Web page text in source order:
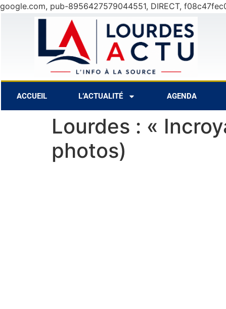
google.com, pub-8956427579044551, DIRECT,
13 Août 34°C 14 Août
ACCUEIL L’ACTUALITÉ AGENDA
Lourdes : «
photos)